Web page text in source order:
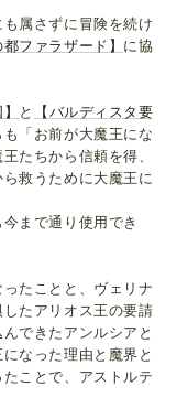
属さずに冒険を続け
都ファラザード】 に協
と
【バルディスタ要
「お前が大魔王にな
たちから信頼を得、
ら救うために大魔王に
まで通り使用でき
たことと、ヴェリナ
たアリオス王の要請
できたアンルシアと
なった理由と魔界と
ことで、アストルテ